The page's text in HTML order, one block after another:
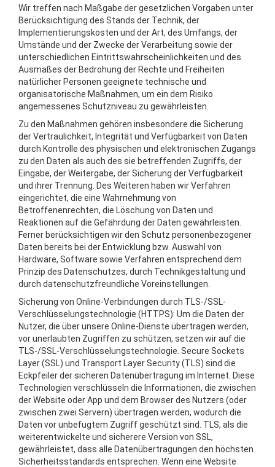
Wir treffen nach Maßgabe der gesetzlichen Vorgaben unter
Berücksichtigung des Stands der Technik, der
Implementierungskosten und der Art, des Umfangs, der
Umstände und der Zwecke der Verarbeitung sowie der
unterschiedlichen Eintrittswahrscheinlichkeiten und des
Ausmaßes der Bedrohung der Rechte und Freiheiten
natürlicher Personen geeignete technische und
organisatorische Maßnahmen, um ein dem Risiko
angemessenes Schutzniveau zu gewährleisten.
Zu den Maßnahmen gehören insbesondere die Sicherung
der Vertraulichkeit, Integrität und Verfügbarkeit von Daten
durch Kontrolle des physischen und elektronischen Zugangs
zu den Daten als auch des sie betreffenden Zugriffs, der
Eingabe, der Weitergabe, der Sicherung der Verfügbarkeit
und ihrer Trennung. Des Weiteren haben wir Verfahren
eingerichtet, die eine Wahrnehmung von
Betroffenenrechten, die Löschung von Daten und
Reaktionen auf die Gefährdung der Daten gewährleisten.
Ferner berücksichtigen wir den Schutz personenbezogener
Daten bereits bei der Entwicklung bzw. Auswahl von
Hardware, Software sowie Verfahren entsprechend dem
Prinzip des Datenschutzes, durch Technikgestaltung und
durch datenschutzfreundliche Voreinstellungen.
Sicherung von Online-Verbindungen durch TLS-/SSL-
Verschlüsselungstechnologie (HTTPS): Um die Daten der
Nutzer, die über unsere Online-Dienste übertragen werden,
vor unerlaubten Zugriffen zu schützen, setzen wir auf die
TLS-/SSL-Verschlüsselungstechnologie. Secure Sockets
Layer (SSL) und Transport Layer Security (TLS) sind die
Eckpfeiler der sicheren Datenübertragung im Internet. Diese
Technologien verschlüsseln die Informationen, die zwischen
der Website oder App und dem Browser des Nutzers (oder
zwischen zwei Servern) übertragen werden, wodurch die
Daten vor unbefugtem Zugriff geschützt sind. TLS, als die
weiterentwickelte und sicherere Version von SSL,
gewährleistet, dass alle Datenübertragungen den höchsten
Sicherheitsstandards entsprechen. Wenn eine Website